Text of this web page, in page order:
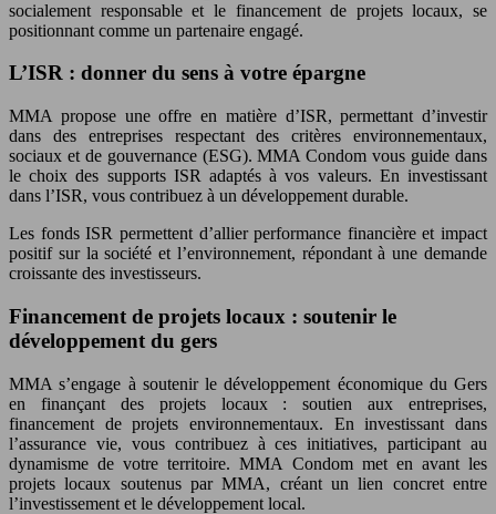
socialement responsable et le financement de projets locaux, se
positionnant comme un partenaire engagé.
L’ISR : donner du sens à votre épargne
MMA propose une offre en matière d’ISR, permettant d’investir
dans des entreprises respectant des critères environnementaux,
sociaux et de gouvernance (ESG). MMA Condom vous guide dans
le choix des supports ISR adaptés à vos valeurs. En investissant
dans l’ISR, vous contribuez à un développement durable.
Les fonds ISR permettent d’allier performance financière et impact
positif sur la société et l’environnement, répondant à une demande
croissante des investisseurs.
Financement de projets locaux : soutenir le
développement du gers
MMA s’engage à soutenir le développement économique du Gers
en finançant des projets locaux : soutien aux entreprises,
financement de projets environnementaux. En investissant dans
l’assurance vie, vous contribuez à ces initiatives, participant au
dynamisme de votre territoire. MMA Condom met en avant les
projets locaux soutenus par MMA, créant un lien concret entre
l’investissement et le développement local.